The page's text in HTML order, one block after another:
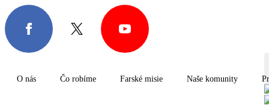
O nás Čo robíme Farské misie Naše komunity
O nás Čo robíme Farské misie Naše komunity